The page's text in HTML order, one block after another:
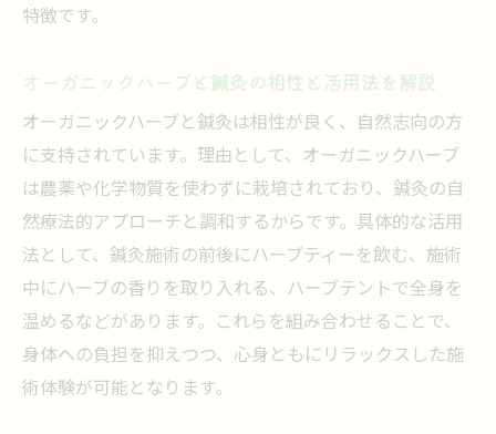
由
鍼灸が女性に選ばれるリラックス効果の魅
力
ハーブとの組み合わせで深まる鍼灸の癒し
体験
鍼灸とハーブ治療がもたらす自律神経の整
え方
女性の心と体をほぐす鍼灸とハーブの作用
短時間で実感できる鍼灸のリラックス施術
法
特徴です。
オーガニックハーブと鍼灸の相性と活用法を解説
オーガニックハーブと鍼灸は相性が良く、自然志向の方
に支持されています。理由として、オーガニックハーブ
は農薬や化学物質を使わずに栽培されており、鍼灸の自
然療法的アプローチと調和するからです。具体的な活用
法として、鍼灸施術の前後にハーブティーを飲む、施術
中にハーブの香りを取り入れる、ハーブテントで全身を
温めるなどがあります。これらを組み合わせることで、
身体への負担を抑えつつ、心身ともにリラックスした施
術体験が可能となります。